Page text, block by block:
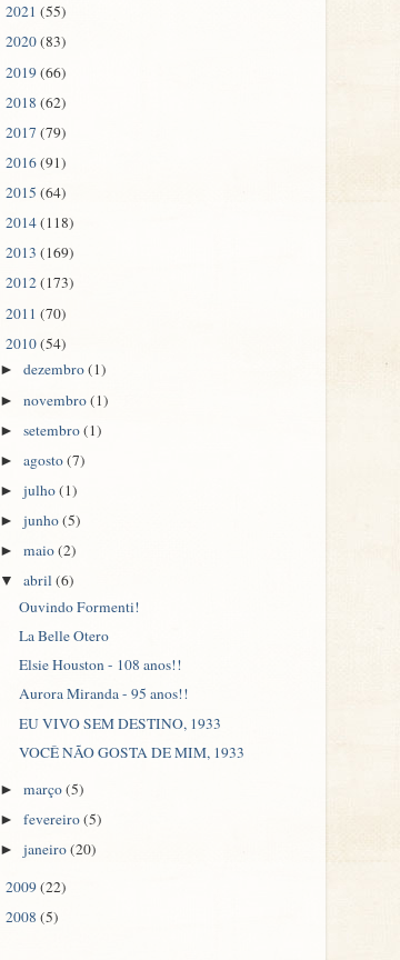
2021 (55)
2020(83)
2019(66)
2018 (62)
2017 (79)
2016(91)
2015 (64)
2014(118)
2013 (169)
2012(173)
2011 (70)
2010(54)
►dezembro(1)
►novembro(1)
►setembro(1)
►agosto(7)
►julho(1)
►junho(5)
►maio(2)
▼abril(6)
Ouvindo Formenti!
La Belle Otero
Elsie Houston - 108 anos!!
Aurora Miranda - 95 anos!!
EU VIVO SEM DESTINO, 1933
VOCÊ NÃO GOSTA DE MIM, 1933
►março(5)
►fevereiro(5)
►janeiro(20)
2009(22)
2008 (5)